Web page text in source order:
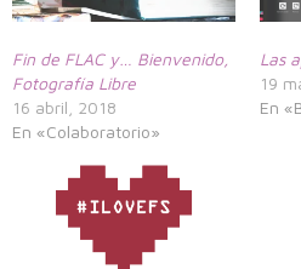
Fin de FLAC y… Bienvenido,
Fotografía Libre
16 abril, 2018
En «Colaboratorio»
Las
19
En